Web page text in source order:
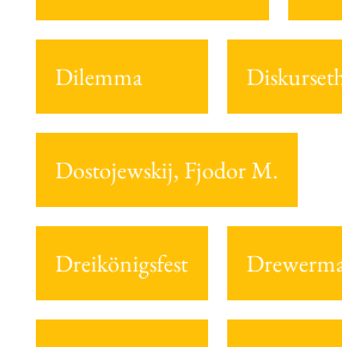
Dilemma
Dostojewskij, Fjodor M.
Dreikönigsfest